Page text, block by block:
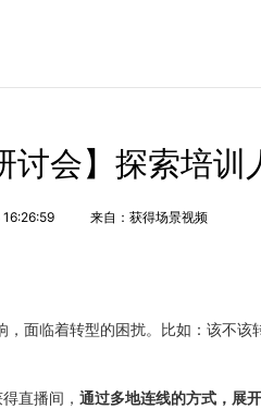
讨会】探索培训
来自：获得场景视频
面临着转型的困扰。比如：该不该
直播间， 通过多地连线的方式，展